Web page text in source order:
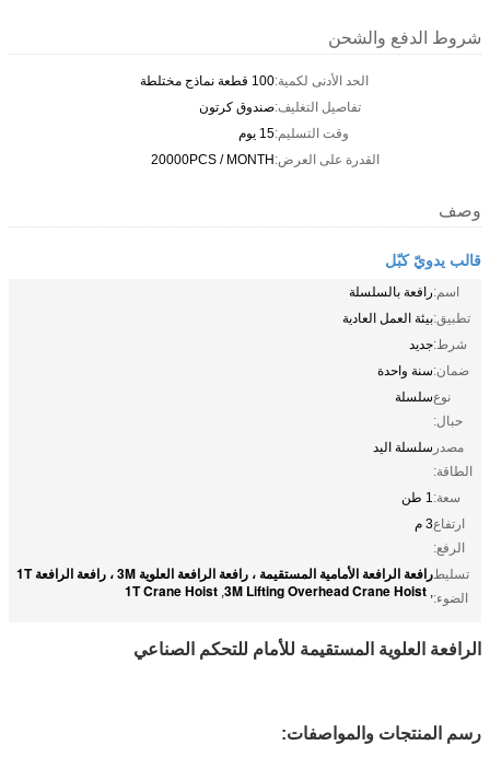
شروط الدفع والشحن
الحد الأدنى لكمية:100 قطعة نماذج مختلطة
تفاصيل التغليف:صندوق كرتون
وقت التسليم:15 يوم
القدرة على العرض:20000PCS / MONTH
وصف
قالب يدويّ كبّل
اسم:رافعة بالسلسلة
تطبيق:بيئة العمل العادية
شرط:جديد
ضمان:سنة واحدة
نوع
حبال:
سلسلة
مصدر
الطاقة:
سلسلة اليد
سعة:1 طن
ارتفاع
الرفع:
3 م
تسليط
الضوء:
رافعة الرافعة الأمامية المستقيمة ، رافعة الرافعة العلوية 3M ، رافعة الرافعة 1T
,
3M Lifting Overhead Crane Hoist
,
1T Crane Hoist
الرافعة العلوية المستقيمة للأمام للتحكم الصناعي
رسم المنتجات والمواصفات: